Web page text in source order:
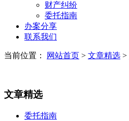
财产纠纷
委托指南
办案分享
联系我们
当前位置： 网站首页 > 文章精选 >
文章精选
委托指南